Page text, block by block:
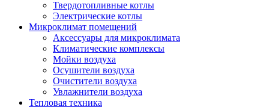
Твердотопливные котлы
Электрические котлы
Микроклимат помещений
Аксессуары для микроклимата
Климатические комплексы
Мойки воздуха
Осушители воздуха
Очистители воздуха
Увлажнители воздуха
Тепловая техника